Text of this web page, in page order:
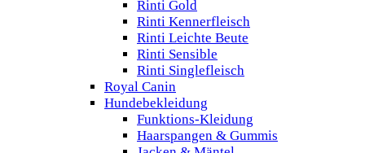
Rinti Gold
Rinti Kennerfleisch
Rinti Leichte Beute
Rinti Sensible
Rinti Singlefleisch
Royal Canin
Hundebekleidung
Funktions-Kleidung
Haarspangen & Gummis